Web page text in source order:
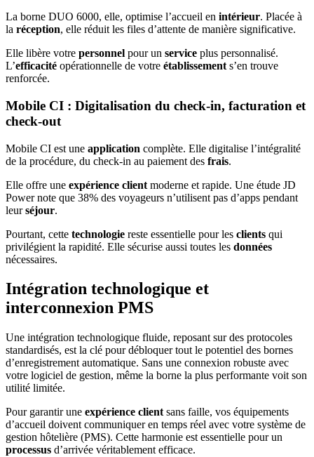
La borne DUO 6000, elle, optimise l’accueil en intérieur. Placée à
la réception, elle réduit les files d’attente de manière significative.
Elle libère votre personnel pour un service plus personnalisé.
L’efficacité opérationnelle de votre établissement s’en trouve
renforcée.
Mobile CI : Digitalisation du check-in, facturation et
check-out
Mobile CI est une application complète. Elle digitalise l’intégralité
de la procédure, du check-in au paiement des frais.
Elle offre une expérience client moderne et rapide. Une étude JD
Power note que 38% des voyageurs n’utilisent pas d’apps pendant
leurséjour.
Pourtant, cette technologie reste essentielle pour les clients qui
privilégient la rapidité. Elle sécurise aussi toutes les données
nécessaires.
Intégration technologique et
interconnexion PMS
Une intégration technologique fluide, reposant sur des protocoles
standardisés, est la clé pour débloquer tout le potentiel des bornes
d’enregistrement automatique. Sans une connexion robuste avec
votre logiciel de gestion, même la borne la plus performante voit son
utilité limitée.
Pour garantir une expérience client sans faille, vos équipements
d’accueil doivent communiquer en temps réel avec votre système de
gestion hôtelière (PMS). Cette harmonie est essentielle pour un
processus d’arrivée véritablement efficace.